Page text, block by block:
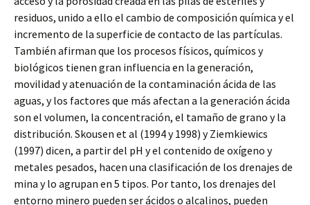
residuos, unido a ello el cambio de composición química y el
incremento de la superficie de contacto de las partículas.
También afirman que los procesos físicos, químicos y
biológicos tienen gran influencia en la generación,
movilidad y atenuación de la contaminación ácida de las
aguas, y los factores que más afectan a la generación ácida
son el volumen, la concentración, el tamaño de grano y la
distribución. Skousen et al (1994 y 1998) y Ziemkiewics
(1997) dicen, a partir del pH y el contenido de oxígeno y
metales pesados, hacen una clasificación de los drenajes de
mina y lo agrupan en 5 tipos. Por tanto, los drenajes del
entorno minero pueden ser ácidos o alcalinos, pueden